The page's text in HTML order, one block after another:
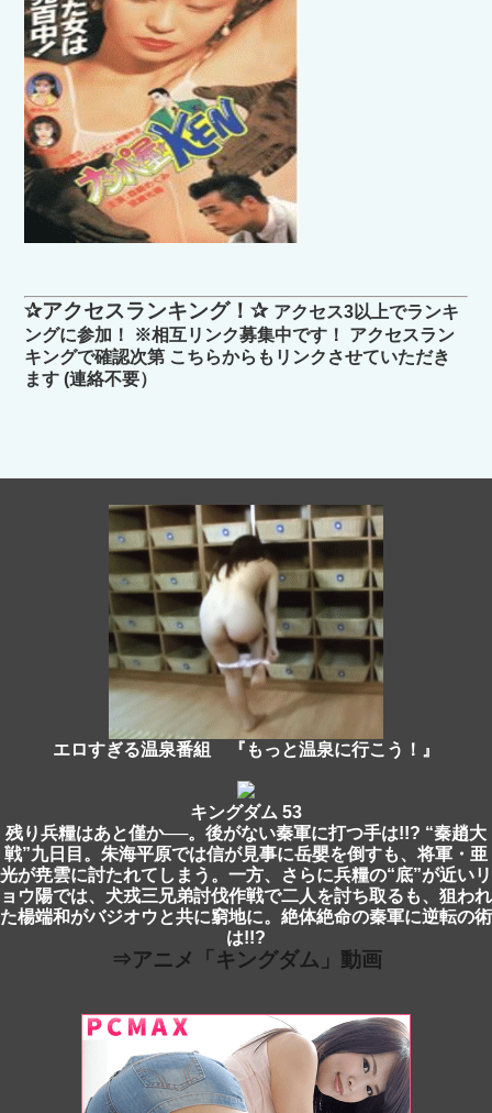
✰アクセスランキング！✰ アクセス3以上でランキ
ングに参加！ ※相互リンク募集中です！ アクセスラン
キングで確認次第 こちらからもリンクさせていただき
ます (連絡不要）
エロすぎる温泉番組 『もっと温泉に行こう！』
キングダム 53
残り兵糧はあと僅か──。後がない秦軍に打つ手は!!? “秦趙大
戦”九日目。朱海平原では信が見事に岳嬰を倒すも、将軍・亜
光が尭雲に討たれてしまう。一方、さらに兵糧の“底”が近いリ
ョウ陽では、犬戎三兄弟討伐作戦で二人を討ち取るも、狙われ
た楊端和がバジオウと共に窮地に。絶体絶命の秦軍に逆転の術
は!!?
⇒アニメ「キングダム」動画